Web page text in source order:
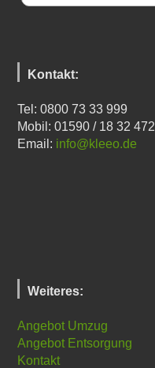
Kontakt:
Tel: 0800 73 33 999
Mobil: 01590 / 18 32 472
Email: info@kleeo.de
Weiteres:
Angebot Umzug
Angebot Entsorgung
Kontakt